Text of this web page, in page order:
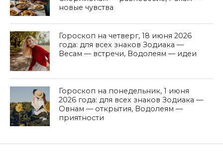
новые чувства
Гороскоп на четверг, 18 июня 2026
года: для всех знаков Зодиака —
Весам — встречи, Водолеям — идеи
Гороскоп на понедельник, 1 июня
2026 года: для всех знаков Зодиака —
Овнам — открытия, Водолеям —
приятности